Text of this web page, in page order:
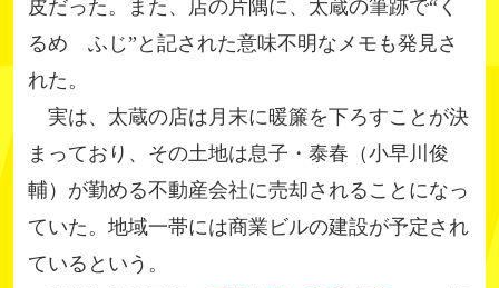
皮だった。また、店の片隅に、太蔵の筆跡で“く
るめ ふじ”と記された意味不明なメモも発見さ
れた。
実は、太蔵の店は月末に暖簾を下ろすことが決
まっており、その土地は息子・泰春（小早川俊
輔）が勤める不動産会社に売却されることになっ
ていた。地域一帯には商業ビルの建設が予定され
ているという。